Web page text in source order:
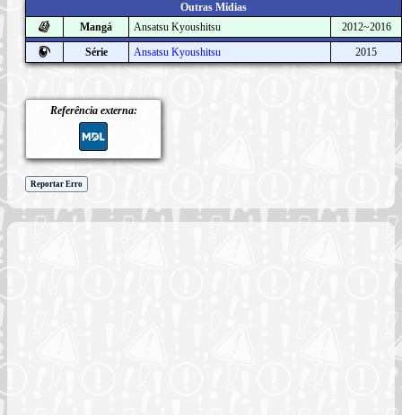
Outras Mídias
Mangá
Ansatsu Kyoushitsu
2012~2016
Série
Ansatsu Kyoushitsu 2015
Referência externa:
Reportar Erro